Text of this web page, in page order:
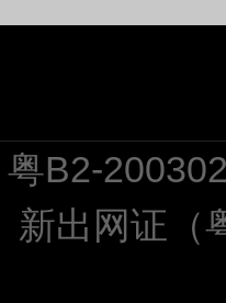
粤B2-
新出网证（